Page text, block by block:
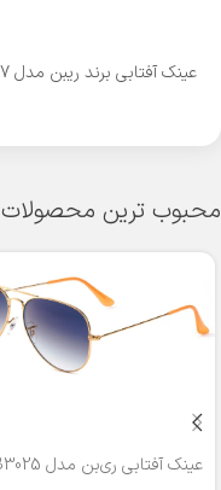
عینک آفتابی برند ریبن مدل RB4547
محبوب ترین محصولات
عینک آفتابی ری‌بن مدل RB3025